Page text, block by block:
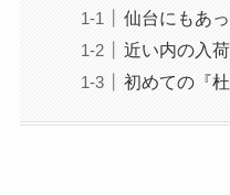
仙台にもあ
近い内の入荷
初めての『杜